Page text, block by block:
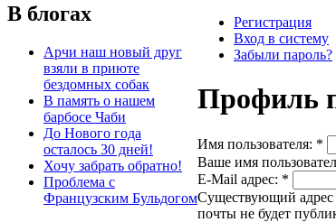
В блогах
Арчи наш новый друг
взяли в приюте
бездомных собак
В память о нашем
барбосе Чаби
До Нового года
осталось 30 дней!
Хочу забрать обратно!
Проблема с
Французским Бульдогом
Регистрация
Вход в систему
Забыли пароль?
Профиль
Имя пользователя: *
Ваше имя
E-Mail адрес: *
Существующий адрес
почты не будет